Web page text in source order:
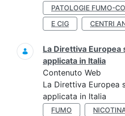
PATOLOGIE FUMO-
E CIG
CENTRI
La Direttiva Europea
applicata in Italia
Contenuto Web
La Direttiva Europea
applicata in Italia
FUMO